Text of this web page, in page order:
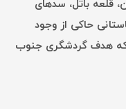
قلعه باتل، سدهای
حاکی از وجود
هدف گردشگری جنوب